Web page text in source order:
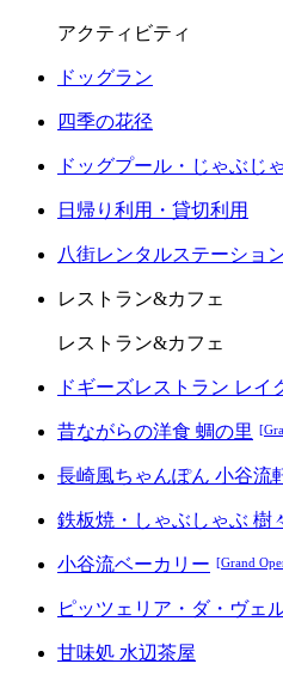
アクティビティ
ドッグラン
四季の花径
ドッグプール・じゃぶじ
日帰り利用・貸切利用
八街レンタルステーショ
レストラン&カフェ
レストラン&カフェ
ドギーズレストラン レイ
昔ながらの洋食 蜩の里
長崎風ちゃんぽん 小谷流
鉄板焼・しゃぶしゃぶ 樹
小谷流ベーカリー [Grand
ピッツェリア・ダ・ヴェ
甘味処 水辺茶屋